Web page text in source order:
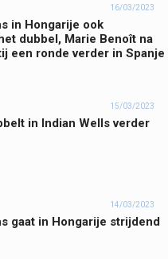
16/03/2023
in Hongarije ook
dubbel, Marie Benoît na
een ronde verder in Spanje
15/03/2023
in Indian Wells verder
14/03/2023
gaat in Hongarije strijdend